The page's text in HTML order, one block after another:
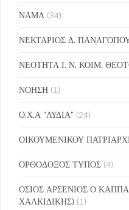
ΝΑΜΑ (34)
ΝΕΚΤΑΡΙΟΣ Δ.
ΝΕΟΤΗΤΑ Ι. Ν. ΚΟΙΜ.
ΝΟΗΣΗ (1)
Ο.Χ.Α "ΛΥΔΙΑ" (24)
ΟΙΚΟΥΜΕΝΙΚΟΥ
ΟΡΘΟΔΟΞΟΣ ΤΥΠΟΣ (4)
ΟΣΙΟΣ ΑΡΣΕΝΙΟΣ Ο
ΧΑΛΚΙΔΙΚΗΣ) (1)